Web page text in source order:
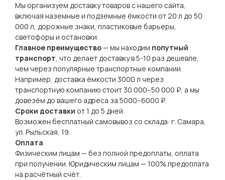
Мы организуем доставку товаров с нашего сайта,
включая наземные и подземные ёмкости от 20 л до 50
000 л, дорожные знаки, пластиковые барьеры,
светофоры и остановки.
Главное преимущество— мы находим попутный
транспорт, что делает доставку в 5-10 раз дешевле,
чем через популярные транспортные компании.
Например, доставка ёмкости 3000 л через
транспортную компанию стоит 30 000–50 000 ₽, а мы
довезём до вашего адреса за 5000–6000 ₽.
Сроки доставки от 1 до 5 дней.
Возможен бесплатный самовывоз со склада: г. Самара,
ул. Рыльская, 19.
Оплата
Физическим лицам — без полной предоплаты, оплата
при получении. Юридическим лицам — 100% предоплата
на расчётный счёт.